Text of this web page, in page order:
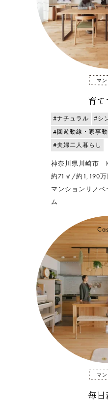
マ
育て
#ナチュラル
#シ
#回遊動線・家事
#夫婦二人暮らし
神奈川県川崎市
約71㎡/約1,190万
マンションリノ
ム
マ
毎